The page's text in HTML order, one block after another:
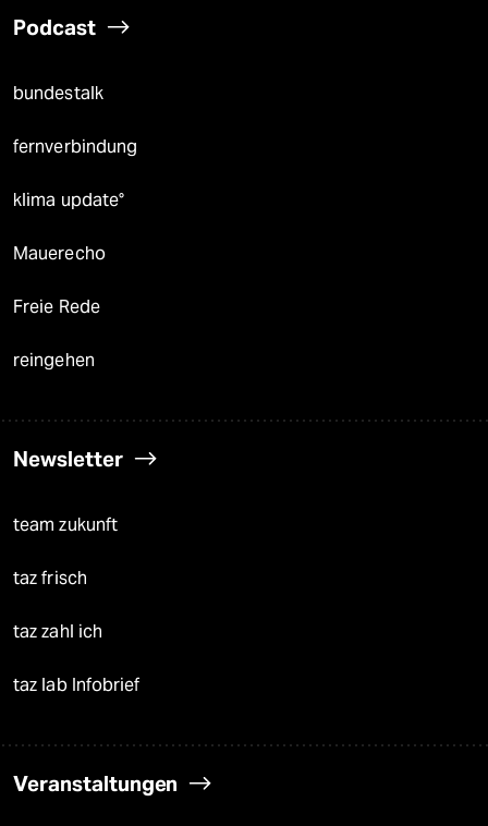
Podcast
bundestalk
fernverbindung
klima update°
Mauerecho
Freie Rede
reingehen
Newsletter
team zukunft
taz frisch
taz zahl ich
taz lab Infobrief
Veranstaltungen